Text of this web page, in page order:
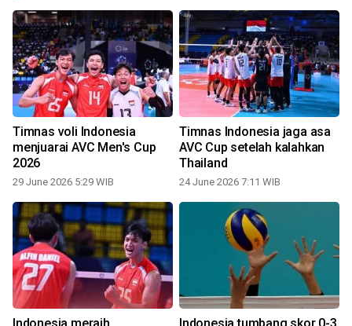
Timnas voli Indonesia
menjuarai AVC Men's Cup
2026
29 June 2026 5:29 WIB
Timnas Indonesia jaga asa
AVC Cup setelah kalahkan
Thailand
24 June 2026 7:11 WIB
Indonesia meraih
Indonesia tumbang skor 0-3